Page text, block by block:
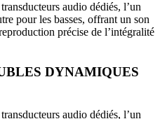
audio dédiés, l’un
pour les basses, offrant un son
précise de l’intégralité
DYNAMIQUES
audio dédiés, l’un